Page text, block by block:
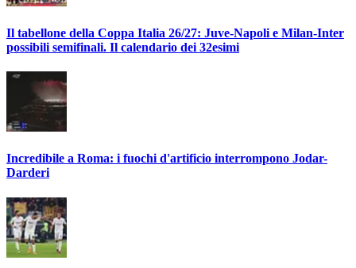
Il tabellone della Coppa Italia 26/27: Juve-Napoli e Milan-Inter
possibili semifinali. Il calendario dei 32esimi
Incredibile a Roma: i fuochi d'artificio interrompono Jodar-
Darderi